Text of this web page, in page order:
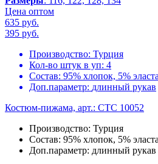
Цена оптом
635 руб.
395 руб.
Производство: Турция
Кол-во штук в уп: 4
Состав: 95% хлопок, 5%
Доп.параметр: длинный рукав
Костюм-пижама, арт.: CTC 10052
Производство: Турция
Состав: 95% хлопок, 5%
Доп.параметр: длинный рукав